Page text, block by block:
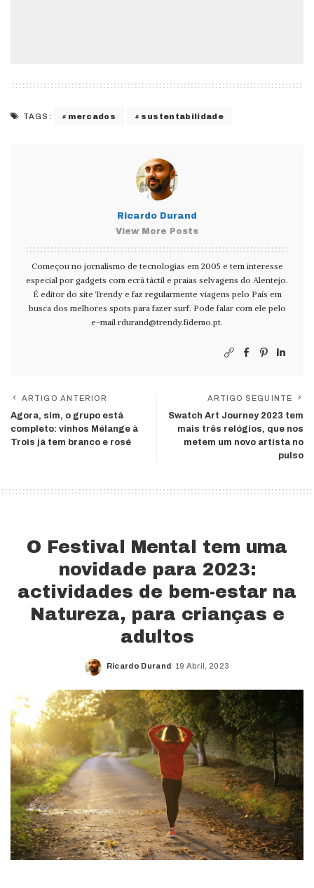
TAGS: mercados sustentabilidade
Ricardo Durand
View More Posts
Começou no jornalismo de tecnologias em 2005 e tem interesse
especial por gadgets com ecrã táctil e praias selvagens do Alentejo.
É editor do site Trendy e faz regularmente viagens pelo País em
busca dos melhores spots para fazer surf. Pode falar com ele pelo
e-mail rdurand@trendy.fidemo.pt.
ARTIGO ANTERIOR
Agora, sim, o grupo está
completo: vinhos Mélange à
Trois já tem branco e rosé
ARTIGO SEGUINTE
Swatch Art Journey 2023 tem
mais três relógios, que nos
metem um novo artista no
pulso
O Festival Mental tem uma
novidade para 2023:
actividades de bem-estar na
Natureza, para crianças e
adultos
Posted
Ricardo Durand 19 Abril, 2023